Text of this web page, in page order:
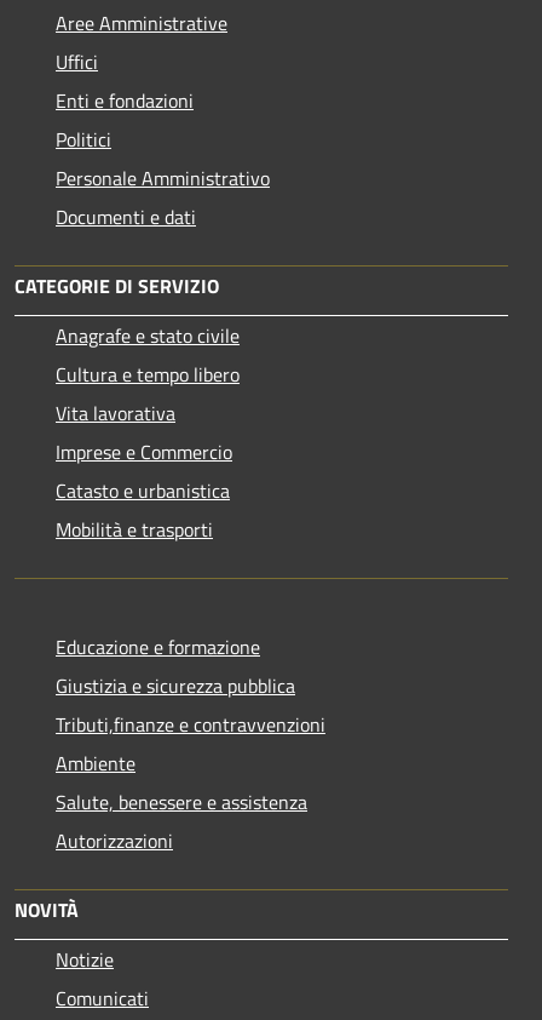
Aree Amministrative
Uffici
Enti e fondazioni
Politici
Personale Amministrativo
Documenti e dati
CATEGORIE DI SERVIZIO
Anagrafe e stato civile
Cultura e tempo libero
Vita lavorativa
Imprese e Commercio
Catasto e urbanistica
Mobilità e trasporti
Educazione e formazione
Giustizia e sicurezza pubblica
Tributi,finanze e contravvenzioni
Ambiente
Salute, benessere e assistenza
Autorizzazioni
NOVITÀ
Notizie
Comunicati